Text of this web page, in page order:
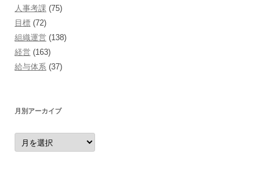
人事考課 (75)
目標 (72)
組織運営 (138)
経営 (163)
給与体系 (37)
月別アーカイブ
月
別
ア